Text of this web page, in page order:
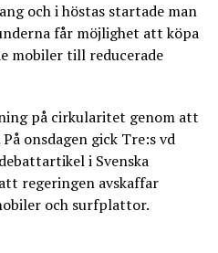
och i höstas startade man
får möjlighet att köpa
mobiler till reducerade
på cirkularitet genom att
onsdagen gick Tre:s vd
i Svenska
regeringen avskaffar
och surfplattor.